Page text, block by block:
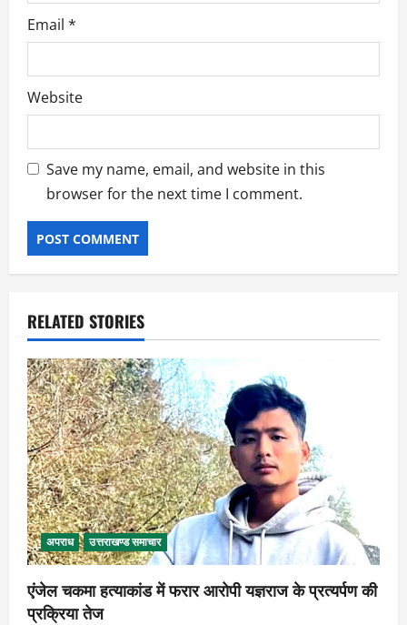
Email *
Website
Save my name, email, and website in this
browser for the next time I comment.
RELATED STORIES
अपराध उत्तराखण्ड समाचार
एंजेल चकमा हत्याकांड में फरार आरोपी यज्ञराज के प्रत्यर्पण की
प्रक्रिया तेज